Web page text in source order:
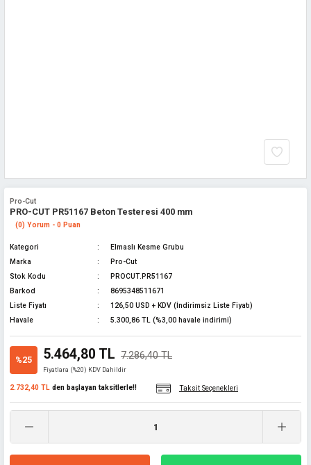
Pro-Cut
PRO-CUT PR51167 Beton Testeresi 400 mm
(0) Yorum - 0 Puan
Kategori
Elmaslı Kesme Grubu
Marka
Pro-Cut
Stok Kodu
PROCUT.PR51167
Barkod
8695348511671
Liste Fiyatı
126,50 USD + KDV (İndirimsiz Liste Fiyatı)
Havale
5.300,86 TL (%3,00 havale indirimi)
%25 5.464,80 TL 7.286,40 TL
Fiyatlara (%20) KDV Dahildir
2.732,40 TL den başlayan taksitlerle!! Taksit Seçenekleri